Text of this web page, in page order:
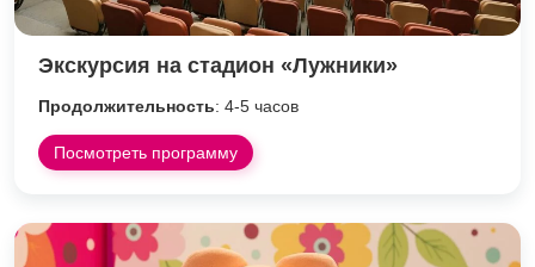
Экскурсия на стадион «Лужники»
Продолжительность: 4-5 часов
Посмотреть программу